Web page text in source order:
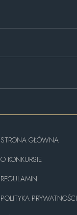
STRONA GŁÓWNA
O KONKURSIE
REGULAMIN
POLITYKA PRYWATNOŚCI